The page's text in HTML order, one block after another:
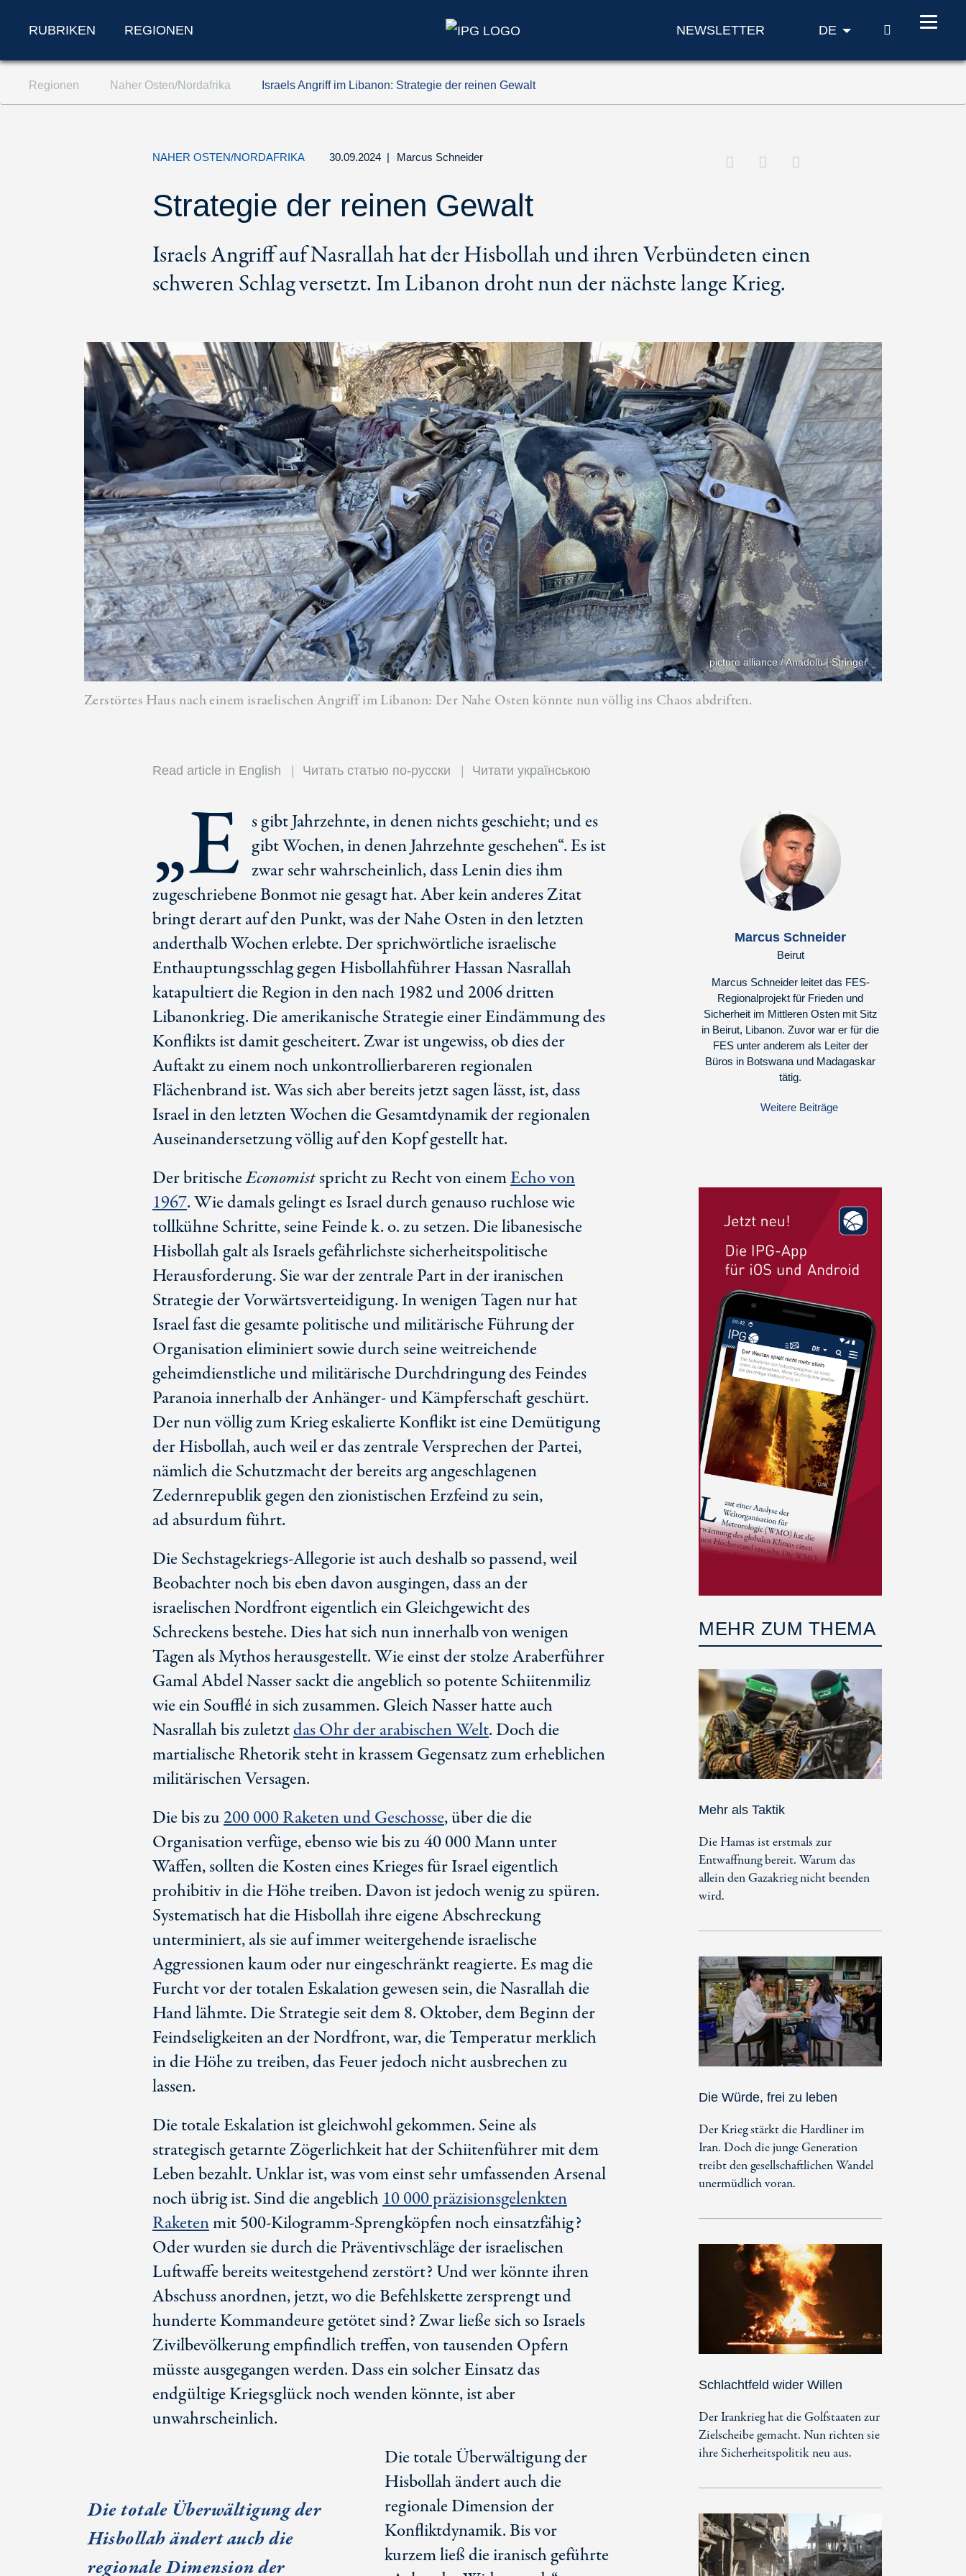
Zum Inhalt springen (Accesskey '1')
Zur Suche springen (Accesskey '2')
RUBRIKEN REGIONEN NEWSLETTER DE SUCHE
Regionen Naher Osten/Nordafrika Israels Angriff im Libanon: Strategie der reinen Gewalt
NAHER OSTEN/NORDAFRIKA 30.09.2024 | Marcus Schneider
Strategie der reinen Gewalt
Israels Angriff auf Nasrallah hat der Hisbollah und ihren Verbündeten einen
schweren Schlag versetzt. Im Libanon droht nun der nächste lange Krieg.
picture alliance / Anadolu | Stringer
Zerstörtes Haus nach einem israelischen Angriff im Libanon: Der Nahe Osten könnte nun völlig ins Chaos abdriften.
Read article in English Читать статью по-русски Читати українською
„E s gibt Jahrzehnte, in denen nichts geschieht; und es
gibt Wochen, in denen Jahrzehnte geschehen“. Es ist
zwar sehr wahrscheinlich, dass Lenin dies ihm
zugeschriebene Bonmot nie gesagt hat. Aber kein anderes Zitat
bringt derart auf den Punkt, was der Nahe Osten in den letzten
anderthalb Wochen erlebte. Der sprichwörtliche israelische
Enthauptungsschlag gegen Hisbollahführer Hassan Nasrallah
katapultiert die Region in den nach 1982 und 2006 dritten
Libanonkrieg. Die amerikanische Strategie einer Eindämmung des
Konflikts ist damit gescheitert. Zwar ist ungewiss, ob dies der
Auftakt zu einem noch unkontrollierbareren regionalen
Flächenbrand ist. Was sich aber bereits jetzt sagen lässt, ist, dass
Israel in den letzten Wochen die Gesamtdynamik der regionalen
Auseinandersetzung völlig auf den Kopf gestellt hat.
Der britischeEconomistspricht zu Recht von einemEcho von
1967. Wie damals gelingt es Israel durch genauso ruchlose wie
tollkühne Schritte, seine Feindek. o. zu setzen. Die libanesische
Hisbollah galt als Israels gefährlichste sicherheitspolitische
Herausforderung. Sie war der zentrale Part in der iranischen
Strategie der Vorwärtsverteidigung. In wenigen Tagen nur hat
Israel fast die gesamte politische und militärische Führung der
Organisation eliminiert sowie durch seine weitreichende
geheimdienstliche und militärische Durchdringung des Feindes
Paranoia innerhalb der Anhänger- und Kämpferschaft geschürt.
Der nun völlig zum Krieg eskalierte Konflikt ist eine Demütigung
der Hisbollah, auch weil er das zentrale Versprechen der Partei,
nämlich die Schutzmacht der bereits arg angeschlagenen
Zedernrepublik gegen den zionistischen Erzfeind zu sein,
ad absurdumführt.
Die Sechstagekriegs-Allegorie ist auch deshalb so passend, weil
Beobachter noch bis eben davon ausgingen, dass an der
israelischen Nordfront eigentlich ein Gleichgewicht des
Schreckens bestehe. Dies hat sich nun innerhalb von wenigen
Tagen als Mythos herausgestellt. Wie einst der stolze Araberführer
Gamal Abdel Nasser sackt die angeblich so potente Schiitenmiliz
wie ein Soufflé in sich zusammen. Gleich Nasser hatte auch
Nasrallah bis zuletztdas Ohr der arabischen Welt. Doch die
martialische Rhetorik steht in krassem Gegensatz zum erheblichen
militärischen Versagen.
Die bis zu200 000Raketen und Geschosse, über die die
Organisation verfüge, ebenso wie bis zu40 000Mann unter
Waffen, sollten die Kosten eines Krieges für Israel eigentlich
prohibitiv in die Höhe treiben. Davon ist jedoch wenig zu spüren.
Systematisch hat die Hisbollah ihre eigene Abschreckung
unterminiert, als sie auf immer weitergehende israelische
Aggressionen kaum oder nur eingeschränkt reagierte. Es mag die
Furcht vor der totalen Eskalation gewesen sein, die Nasrallah die
Hand lähmte. Die Strategie seit dem8. Oktober, dem Beginn der
Feindseligkeiten an der Nordfront, war, die Temperatur merklich
in die Höhe zu treiben, das Feuer jedoch nicht ausbrechen zu
lassen.
Die totale Eskalation ist gleichwohl gekommen. Seine als
strategisch getarnte Zögerlichkeit hat der Schiitenführer mit dem
Leben bezahlt. Unklar ist, was vom einst sehr umfassenden Arsenal
noch übrig ist. Sind die angeblich10 000präzisionsgelenkten
Raketenmit500-Kilogramm-Sprengköpfen noch einsatzfähig?
Oder wurden sie durch die Präventivschläge der israelischen
Luftwaffe bereits weitestgehend zerstört? Und wer könnte ihren
Abschuss anordnen, jetzt, wo die Befehlskette zersprengt und
hunderte Kommandeure getötet sind? Zwar ließe sich so Israels
Zivilbevölkerung empfindlich treffen, von tausenden Opfern
müsste ausgegangen werden. Dass ein solcher Einsatz das
endgültige Kriegsglück noch wenden könnte, ist aber
unwahrscheinlich.
Die totale Überwältigung der
Hisbollah ändert auch die
regionale Dimension der
Die totale Überwältigung der
Hisbollah ändert auch die
regionale Dimension der
Konfliktdynamik. Bis vor
kurzem ließ die iranisch geführte
Marcus Schneider
Beirut
Marcus Schneider leitet das FES-
Regionalprojekt für Frieden und
Sicherheit im Mittleren Osten mit Sitz
in Beirut, Libanon. Zuvor war er für die
FES unter anderem als Leiter der
Büros in Botswana und Madagaskar
tätig.
Weitere Beiträge
MEHR ZUM THEMA
Mehr als Taktik
Die Hamas ist erstmals zur
Entwaffnung bereit. Warum das
allein den Gazakrieg nicht beenden
wird.
Die Würde, frei zu leben
Der Krieg stärkt die Hardliner im
Iran. Doch die junge Generation
treibt den gesellschaftlichen Wandel
unermüdlich voran.
Schlachtfeld wider Willen
Der Irankrieg hat die Golfstaaten zur
Zielscheibe gemacht. Nun richten sie
ihre Sicherheitspolitik neu aus.